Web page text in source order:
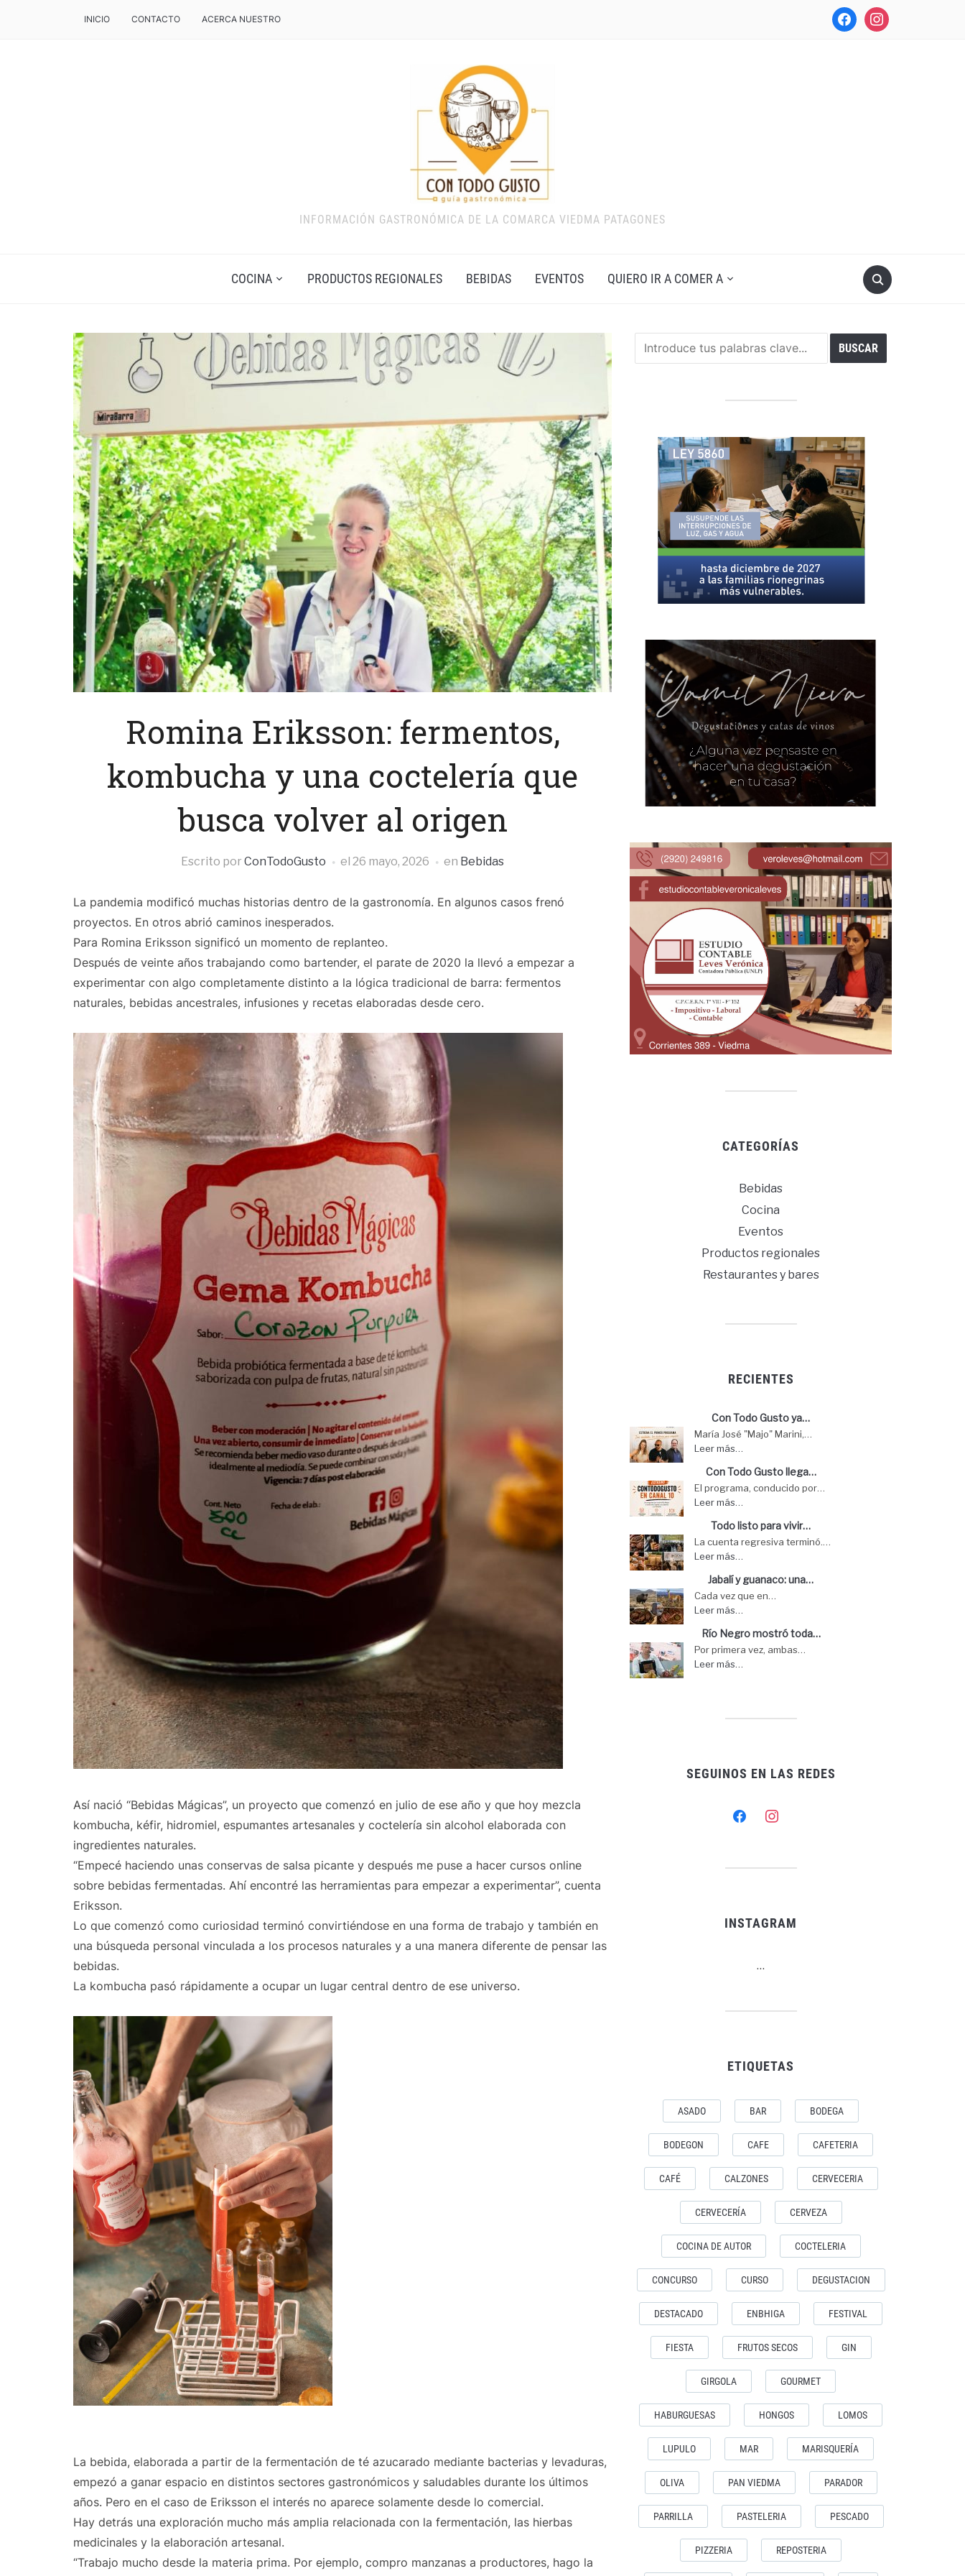
facebookinstagram
INICIO CONTACTO ACERCA NUESTRO
INFORMACIÓN GASTRONÓMICA DE LA COMARCA VIEDMA PATAGONES
COCINA PRODUCTOS REGIONALES BEBIDAS EVENTOS QUIERO IR A COMER A
Romina Eriksson: fermentos,
kombucha y una coctelería que
busca volver al origen
Escrito por ConTodoGusto el 26 mayo, 2026 en Bebidas
La pandemia modificó muchas historias dentro de la gastronomía. En algunos casos frenó
proyectos. En otros abrió caminos inesperados.
Para Romina Eriksson significó un momento de replanteo.
Después de veinte años trabajando como bartender, el parate de 2020 la llevó a empezar a
experimentar con algo completamente distinto a la lógica tradicional de barra: fermentos
naturales, bebidas ancestrales, infusiones y recetas elaboradas desde cero.
Así nació “Bebidas Mágicas”, un proyecto que comenzó en julio de ese año y que hoy mezcla
kombucha, kéfir, hidromiel, espumantes artesanales y coctelería sin alcohol elaborada con
ingredientes naturales.
“Empecé haciendo unas conservas de salsa picante y después me puse a hacer cursos online
sobre bebidas fermentadas. Ahí encontré las herramientas para empezar a experimentar”, cuenta
Eriksson.
Lo que comenzó como curiosidad terminó convirtiéndose en una forma de trabajo y también en
una búsqueda personal vinculada a los procesos naturales y a una manera diferente de pensar las
bebidas.
La kombucha pasó rápidamente a ocupar un lugar central dentro de ese universo.
La bebida, elaborada a partir de la fermentación de té azucarado mediante bacterias y levaduras,
empezó a ganar espacio en distintos sectores gastronómicos y saludables durante los últimos
años. Pero en el caso de Eriksson el interés no aparece solamente desde lo comercial.
Hay detrás una exploración mucho más amplia relacionada con la fermentación, las hierbas
medicinales y la elaboración artesanal.
“Trabajo mucho desde la materia prima. Por ejemplo, compro manzanas a productores, hago la
CATEGORÍAS
Bebidas
Cocina
Eventos
Productos regionales
Restaurantes y bares
RECIENTES
Con Todo Gusto ya…
María José "Majo" Marini,…
Leer más…
Con Todo Gusto llega…
El programa, conducido por…
Leer más…
Todo listo para vivir…
La cuenta regresiva terminó.…
Leer más…
Jabalí y guanaco: una…
Cada vez que en…
Leer más…
Río Negro mostró toda…
Por primera vez, ambas…
Leer más…
SEGUINOS EN LAS REDES
facebookinstagram
INSTAGRAM
…
ETIQUETAS
ASADO BAR BODEGA
BODEGON CAFE CAFETERIA
CAFÉ CALZONES CERVECERIA
CERVECERÍA CERVEZA
COCINA DE AUTOR COCTELERIA
CONCURSO CURSO DEGUSTACION
DESTACADO ENBHIGA FESTIVAL
FIESTA FRUTOS SECOS GIN
GIRGOLA GOURMET
HABURGUESAS HONGOS LOMOS
LUPULO MAR MARISQUERÍA
OLIVA PAN VIEDMA PARADOR
PARRILLA PASTELERIA PESCADO
PIZZERIA REPOSTERIA